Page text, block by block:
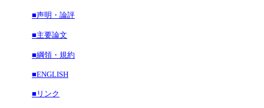
■声明・論評
■主要論文
■綱領・規約
■ENGLISH
■リンク